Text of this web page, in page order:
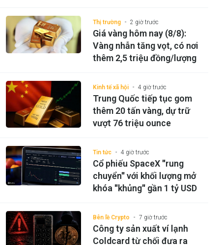
Thị trường 2 giờ trước
Giá vàng hôm nay (8/8):
Vàng nhẫn tăng vọt, có nơi
thêm 2,5 triệu đồng/lượng
Kinh tế xã hội 4 giờ trước
Trung Quốc tiếp tục gom
thêm 20 tấn vàng, dự trữ
vượt 76 triệu ounce
Tin tức 4 giờ trước
Cổ phiếu SpaceX ''rung
chuyển'' với khối lượng mở
khóa ''khủng'' gần 1 tỷ USD
Bên lề Crypto 7 giờ trước
Công ty sản xuất ví lạnh
Coldcard từ chối đưa ra